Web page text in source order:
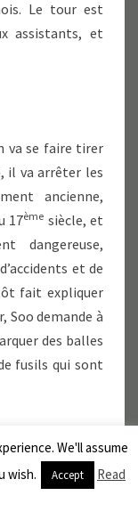
Le tour est
assistants, et
va se faire tirer
il va arrêter les
ancienne,
17ème siècle, et
dangereuse,
et de
fait expliquer
Soo demande à
des balles
fusils qui sont
balles, pas de
We'll assume
wish.
Accept
Read